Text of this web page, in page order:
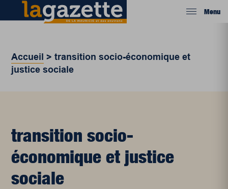
Menu
Accueil >transition socio-économique et
justice sociale
transition socio-
économique et justice
sociale